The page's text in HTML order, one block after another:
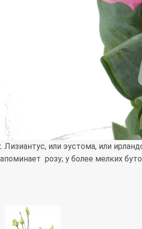
или эустома, или
розу; у более мелких